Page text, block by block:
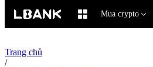
Mua crypto
Trang chủ
/